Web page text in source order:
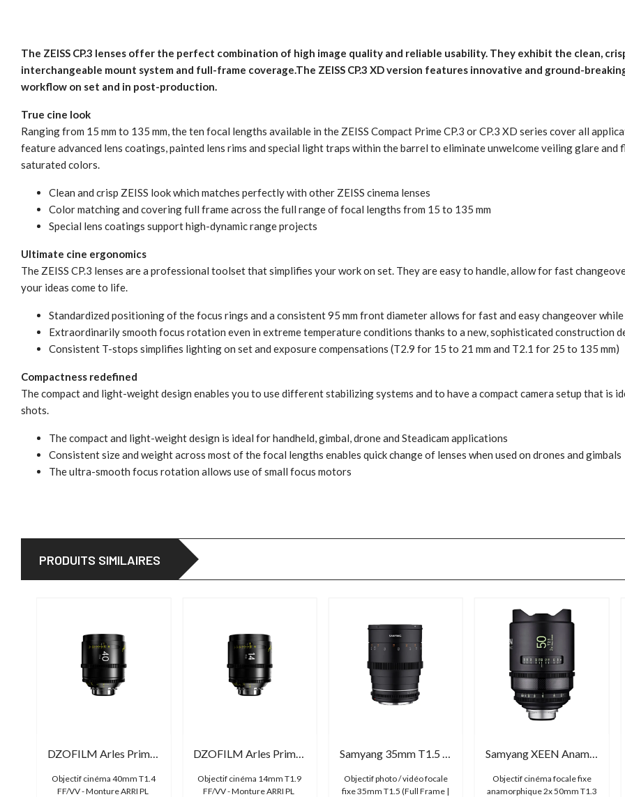
The ZEISS CP.3 lenses offer the perfect combination of high image quality and reliable usability. They exhibit the clean,
interchangeable mount system and full-frame coverage.The ZEISS CP.3 XD version features innovative and ground-
workflow on set and in post-production.
True cine look
Ranging from 15 mm to 135 mm, the ten focal lengths available in the ZEISS Compact Prime CP.3 or CP.3 XD series cover all
feature advanced lens coatings, painted lens rims and special light traps within the barrel to eliminate unwelcome veiling glare
saturated colors.
Clean and crisp ZEISS look which matches perfectly with other ZEISS cinema lenses
Color matching and covering full frame across the full range of focal lengths from 15 to 135 mm
Special lens coatings support high-dynamic range projects
Ultimate cine ergonomics
The ZEISS CP.3 lenses are a professional toolset that simplifies your work on set. They are easy to handle, allow for fast
your ideas come to life.
Standardized positioning of the focus rings and a consistent 95 mm front diameter allows for fast and easy changeover
Extraordinarily smooth focus rotation even in extreme temperature conditions thanks to a new, sophisticated construction
Consistent T-stops simplifies lighting on set and exposure compensations (T2.9 for 15 to 21 mm and T2.1 for 25 to 135 mm)
Compactness redefined
The compact and light-weight design enables you to use different stabilizing systems and to have a compact camera setup that is
shots.
The compact and light-weight design is ideal for handheld, gimbal, drone and Steadicam applications
Consistent size and weight across most of the focal lengths enables quick change of lenses when used on drones and gimbals
The ultra-smooth focus rotation allows use of small focus motors
PRODUITS SIMILAIRES
DZOFILM Arles Prime 40mm T1.4
Objectif cinéma 40mm T1.4
FF/VV - Monture ARRI PL
DZOFILM Arles Prime 14mm T1.9
Objectif cinéma 14mm T1.9
FF/VV - Monture ARRI PL
Samyang 35mm T1.5 VDSLR MK2
Objectif photo / vidéo focale
fixe 35mm T1.5 (Full Frame |
Samyang XEEN Anamorphic 50mm T1.3
Objectif cinéma focale fixe
anamorphique 2x 50mm T1.3